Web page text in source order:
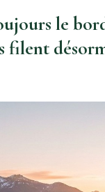
le
filent